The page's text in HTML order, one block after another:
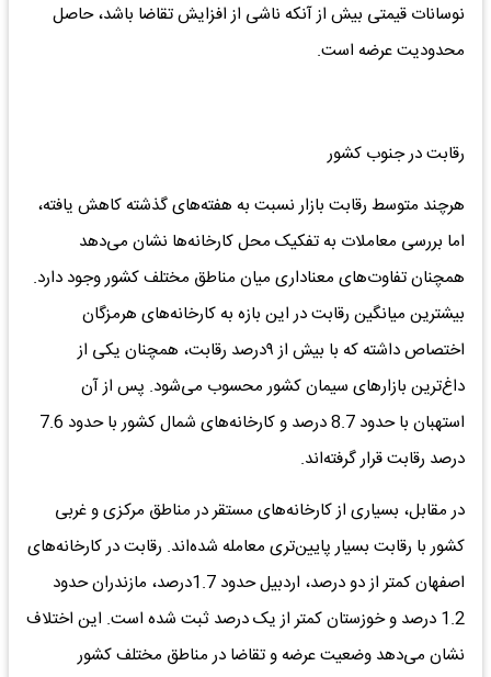
نوسانات قیمتی بیش از آنکه ناشی از افزایش تقاضا باشد، حاصل
محدودیت عرضه است.
رقابت در جنوب کشور
هرچند متوسط رقابت بازار نسبت به هفته‌های گذشته کاهش یافته،
اما بررسی معاملات به تفکیک محل کارخانه‌ها نشان می‌دهد
همچنان تفاوت‌های معناداری میان مناطق مختلف کشور وجود دارد.
بیشترین میانگین رقابت در این بازه به کارخانه‌های هرمزگان
اختصاص داشته که با بیش از ۹درصد رقابت، همچنان یکی از
داغ‌ترین بازارهای سیمان کشور محسوب می‌شود. پس از آن
استهبان با حدود 8.7 درصد و کارخانه‌های شمال کشور با حدود 7.6
درصد رقابت قرار گرفته‌اند.
در مقابل، بسیاری از کارخانه‌های مستقر در مناطق مرکزی و غربی
کشور با رقابت بسیار پایین‌تری معامله شده‌اند. رقابت در کارخانه‌های
اصفهان کمتر از دو درصد، اردبیل حدود 1.7درصد، مازندران حدود
1.2 درصد و خوزستان کمتر از یک درصد ثبت شده است. این اختلاف
نشان می‌دهد وضعیت عرضه و تقاضا در مناطق مختلف کشور